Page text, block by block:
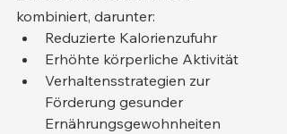
kombiniert, darunter:
Reduzierte Kalorienzufuhr
Erhöhte körperliche Aktivität
Verhaltensstrategien zur
Förderung gesunder
Ernährungsgewohnheiten